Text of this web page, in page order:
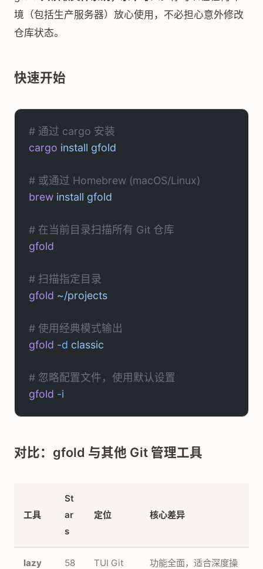
境（包括生产服务器）放心使用，不必担心意外修改
仓库状态。
快速开始
# 通过 cargo 安装
cargo install gfold
# 或通过 Homebrew (macOS/Linux)
brew install gfold
# 在当前目录扫描所有 Git 仓库
gfold
# 扫描指定目录
gfold ~/projects
# 使用经典模式输出
gfold -d classic
# 忽略配置文件，使用默认设置
gfold -i
对比：gfold 与其他 Git 管理工具
工具
St
ar
s
定位 核心差异
lazy
58
TUI Git
功能全面，适合深度操